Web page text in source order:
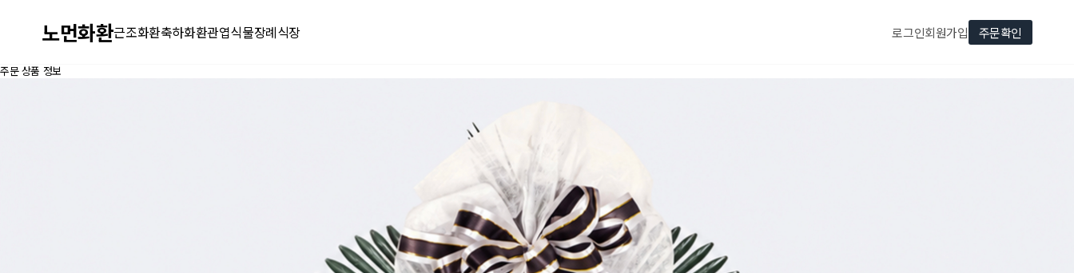
노먼화환근조화환축하화환관엽식물장례식장 로그인회원가입 주문확인
주문 상품 정보